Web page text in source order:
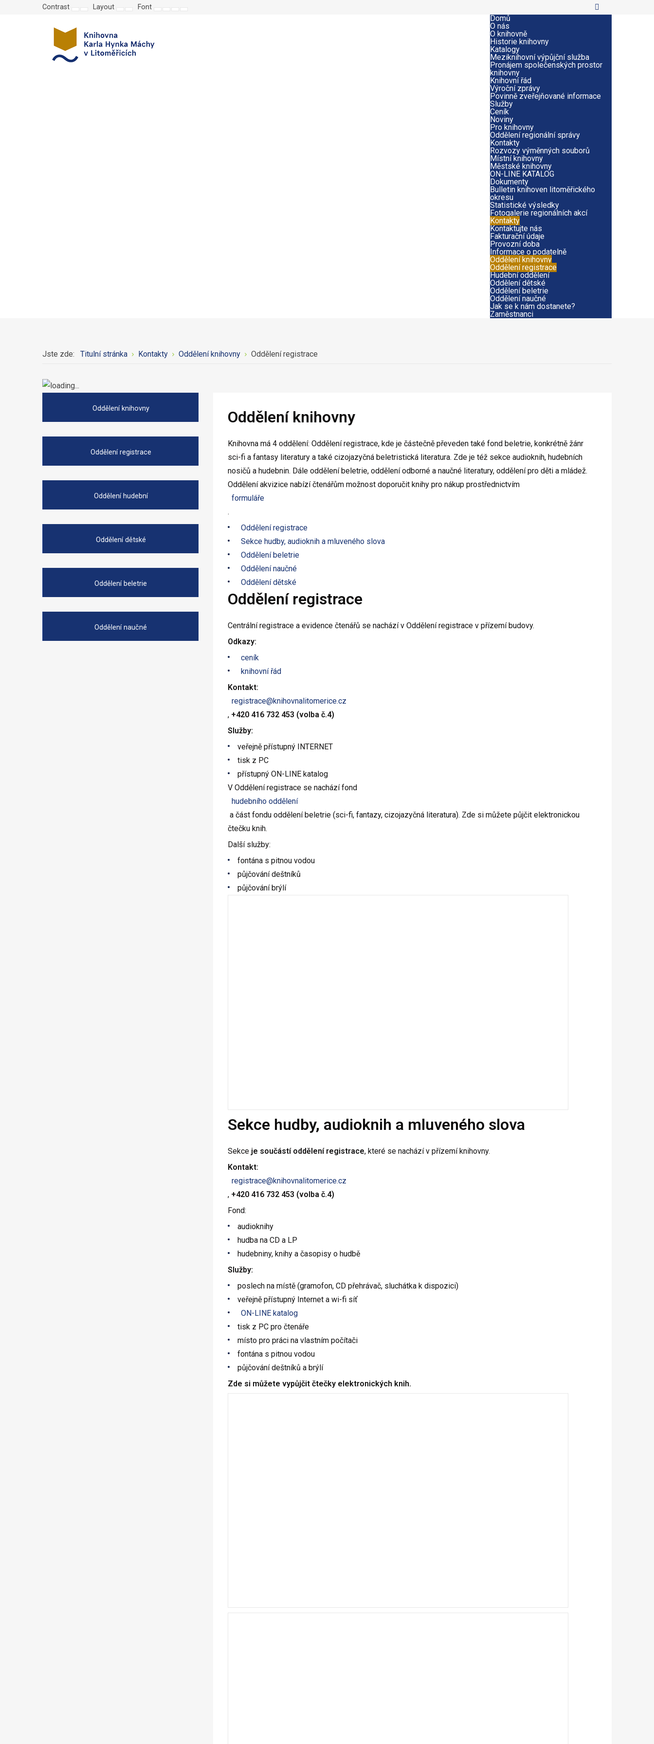
Contrast
Default
Night
Layout
FixedWide
Font
SetSetMakeSet
Domů
O nás
O knihovně
Historie knihovny
Katalogy
Meziknihovní výpůjční služba
Pronájem společenských prostor
knihovny
Knihovní řád
Výroční zprávy
Povinně zveřejňované informace
Služby
Ceník
Noviny
Pro knihovny
Oddělení regionální správy
Kontakty
Rozvozy výměnných souborů
Místní knihovny
Městské knihovny
ON-LINE KATALOG
Dokumenty
Bulletin knihoven litoměřického
okresu
Statistické výsledky
Fotogalerie regionálních akcí
Kontakty
Kontaktujte nás
Fakturační údaje
Provozní doba
Informace o podatelně
Oddělení knihovny
Oddělení registrace
Hudební oddělení
Oddělení dětské
Oddělení beletrie
Oddělení naučné
Jak se k nám dostanete?
Zaměstnanci
Jste zde: Titulní stránka Kontakty Oddělení knihovny Oddělení registrace
Oddělení knihovny
Oddělení registrace
Oddělení hudební
Oddělení dětské
Oddělení beletrie
Oddělení naučné
Oddělení knihovny
Knihovna má 4 oddělení: Oddělení registrace, kde je částečně převeden také fond beletrie, konkrétně žánr
sci-fi a fantasy literatury a také cizojazyčná beletristická literatura. Zde je též sekce audioknih, hudebních
nosičů a hudebnin. Dále oddělení beletrie, oddělení odborné a naučné literatury, oddělení pro děti a mládež.
Oddělení akvizice nabízí čtenářům možnost doporučit knihy pro nákup prostřednictvím
formuláře
.
Oddělení registrace
Sekce hudby, audioknih a mluveného slova
Oddělení beletrie
Oddělení naučné
Oddělení dětské
Oddělení registrace
Centrální registrace a evidence čtenářů se nachází v Oddělení registrace v přízemí budovy.
Odkazy:
ceník
knihovní řád
Kontakt:
registrace@knihovnalitomerice.cz
, +420 416 732 453 (volba č.4)
Služby:
veřejně přístupný INTERNET
tisk z PC
přístupný ON-LINE katalog
V Oddělení registrace se nachází fond
hudebního oddělení
a část fondu oddělení beletrie (sci-fi, fantazy, cizojazyčná literatura). Zde si můžete půjčit elektronickou
čtečku knih.
Další služby:
fontána s pitnou vodou
půjčování deštníků
půjčování brýlí
Sekce hudby, audioknih a mluveného slova
Sekce je součástí oddělení registrace, které se nachází v přízemí knihovny.
Kontakt:
registrace@knihovnalitomerice.cz
, +420 416 732 453 (volba č.4)
Fond:
audioknihy
hudba na CD a LP
hudebniny, knihy a časopisy o hudbě
Služby:
poslech na místě (gramofon, CD přehrávač, sluchátka k dispozici)
veřejně přístupný Internet a wi-fi síť
ON-LINE katalog
tisk z PC pro čtenáře
místo pro práci na vlastním počítači
fontána s pitnou vodou
půjčování deštníků a brýlí
Zde si můžete vypůjčit čtečky elektronických knih.